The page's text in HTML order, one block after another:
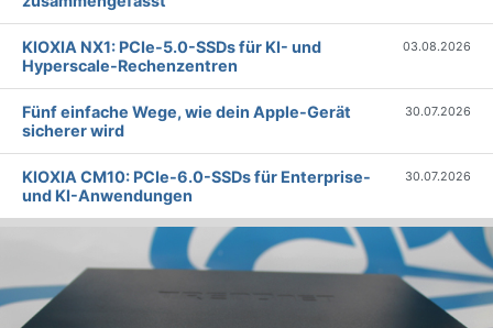
KIOXIA NX1: PCIe-5.0-SSDs für KI- und
Hyperscale-Rechenzentren
03.08.2026
Fünf einfache Wege, wie dein Apple-Gerät
sicherer wird
30.07.2026
KIOXIA CM10: PCIe-6.0-SSDs für Enterprise-
und KI-Anwendungen
30.07.2026